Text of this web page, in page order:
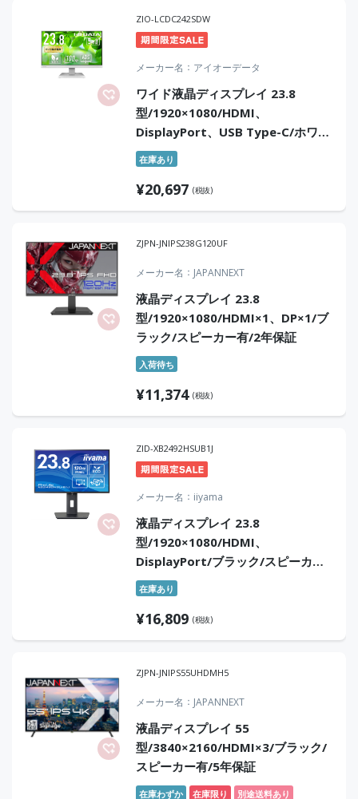
ZIO-LCDC242SDW
メーカー名 アイオーデータ
ワイド液晶ディスプレイ 23.8
型/1920×1080/HDMI、
DisplayPort、USB Type-C/ホワイ
ト/スピーカー：あり/100Hz対応で
視認性アップ!/「5年保証」
在庫あり
¥20,697 (税抜)
ZJPN-JNIPS238G120UF
メーカー名 JAPANNEXT
液晶ディスプレイ 23.8
型/1920×1080/HDMI×1、DP×1/ブ
ラック/スピーカー有/2年保証
入荷待ち
¥11,374 (税抜)
ZID-XB2492HSUB1J
メーカー名 iiyama
液晶ディスプレイ 23.8
型/1920×1080/HDMI、
DisplayPort/ブラック/スピーカー
あり/IPS方式/昇降/回転/角度調整/3
年保証
在庫あり
¥16,809 (税抜)
ZJPN-JNIPS55UHDMH5
メーカー名 JAPANNEXT
液晶ディスプレイ 55
型/3840×2160/HDMI×3/ブラック/
スピーカー有/5年保証
在庫わずか 在庫限り 別途送料あり